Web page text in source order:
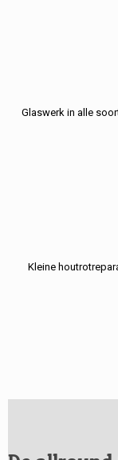
Glaswerk in alle
Kleine